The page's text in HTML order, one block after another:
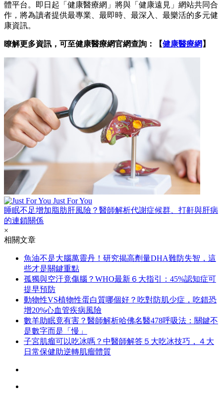
體平台。即日起「健康醫療網」將與「健康遠見」網站共同合
作，將為讀者提供最專業、最即時、最深入、最樂活的多元健
康資訊。
瞭解更多資訊，可至健康醫療網官網查詢：【健康醫療網 】
Just For You
睡眠不足增加脂肪肝風險？醫師解析代謝症候群、打鼾與肝病
的連鎖關係
×
相關文章
魚油不是大腦萬靈丹！研究揭高劑量DHA難防失智，這
些才是關鍵重點
孤獨與空汙竟傷腦？WHO最新６大指引：45%認知症可
提早預防
動物性VS植物性蛋白質哪個好？吃對防肌少症，吃錯恐
增20%心血管疾病風險
數羊助眠竟有害？醫師解析哈佛名醫478呼吸法：關鍵不
是數字而是「慢」
子宮肌瘤可以吃冰嗎？中醫師解答５大吃冰技巧，４大
日常保健助逆轉肌瘤體質